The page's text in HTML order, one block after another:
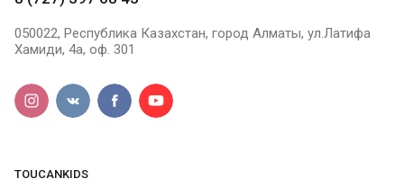
050022, Республика Казахстан, город Алматы, ул.Латифа
Хамиди, 4а, оф. 301
TOUCANKIDS